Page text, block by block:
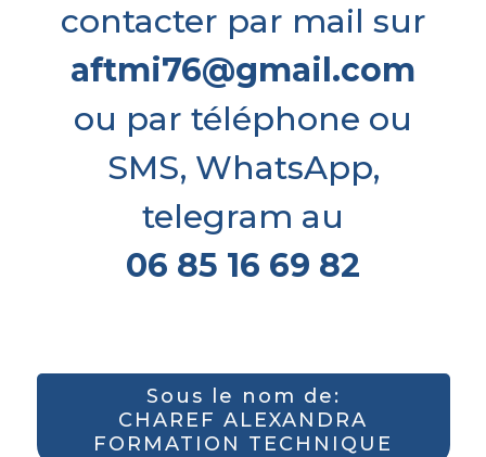
contacter par mail sur
aftmi76@gmail.com
ou par téléphone ou
SMS, WhatsApp,
telegram au
06 85 16 69 82
Sous le nom de:
CHAREF ALEXANDRA
FORMATION TECHNIQUE